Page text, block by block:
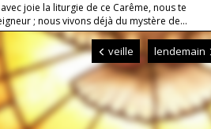
joie la liturgie de ce Carême, nous te
; nous vivons déjà du mystère de...
veille lendemain